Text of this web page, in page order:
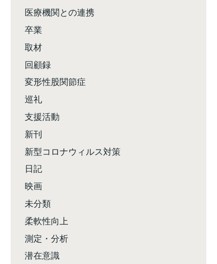
医療機関との連携
卒業
取材
回顧録
変形性股関節症
巡礼
支援活動
新刊
新型コロナウィルス対策
日記
映画
未分類
柔軟性向上
測定・分析
潜在意識